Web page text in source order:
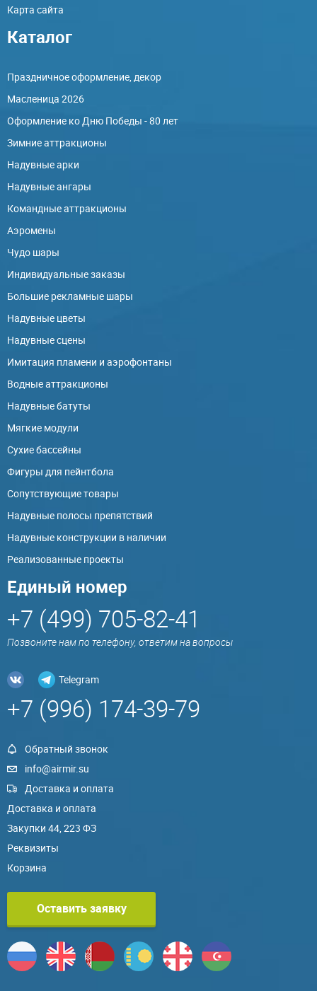
Карта сайта
Каталог
Праздничное оформление, декор
Масленица 2026
Оформление ко Дню Победы - 80 лет
Зимние аттракционы
Надувные арки
Надувные ангары
Командные аттракционы
Аэромены
Чудо шары
Индивидуальные заказы
Большие рекламные шары
Надувные цветы
Надувные сцены
Имитация пламени и аэрофонтаны
Водные аттракционы
Надувные батуты
Мягкие модули
Сухие бассейны
Фигуры для пейнтбола
Сопутствующие товары
Надувные полосы препятствий
Надувные конструкции в наличии
Реализованные проекты
Единый номер
+7 (499) 705-82-41
Позвоните нам по телефону, ответим на вопросы
Telegram
+7 (996) 174-39-79
Обратный звонок
info@airmir.su
Доставка и оплата
Доставка и оплата
Закупки 44, 223 ФЗ
Реквизиты
Корзина
Оставить заявку